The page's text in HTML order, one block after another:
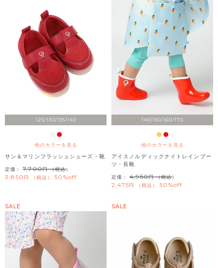
125/130/135/140
他のカラーを見る
サン＆マリンフラッシュシューズ・靴
定価： 7,700 （税込）
3,850 税込 50%off
140/150/160/170
他のカラーを見る
アイスノルディックナイトレインブー
ツ・長靴
定価： 4,950 （税込）
2,475 税込 50%off
SALE SALE